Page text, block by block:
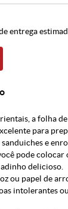
entrega
a folha
para
e
pode colocar
delicioso.
ou papel de
intolerantes